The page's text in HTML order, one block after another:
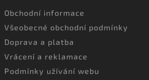
Obchodní informace
Všeobecné obchodní podmínky
Doprava a platba
Vrácení a reklamace
Podmínky užívání webu